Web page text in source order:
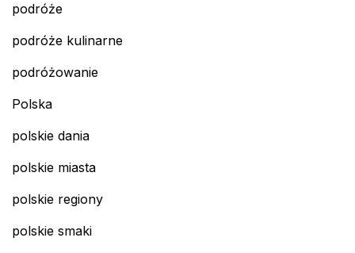
podróże
podróże kulinarne
podróżowanie
Polska
polskie dania
polskie miasta
polskie regiony
polskie smaki